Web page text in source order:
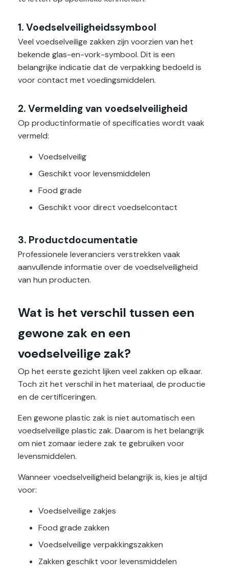
1. Voedselveiligheidssymbool
Veel voedselveilige zakken zijn voorzien van het
bekende glas-en-vork-symbool. Dit is een
belangrijke indicatie dat de verpakking bedoeld is
voor contact met voedingsmiddelen.
2. Vermelding van voedselveiligheid
Op productinformatie of specificaties wordt vaak
vermeld:
Voedselveilig
Geschikt voor levensmiddelen
Food grade
Geschikt voor direct voedselcontact
3. Productdocumentatie
Professionele leveranciers verstrekken vaak
aanvullende informatie over de voedselveiligheid
van hun producten.
Wat is het verschil tussen een
gewone zak en een
voedselveilige zak?
Op het eerste gezicht lijken veel zakken op elkaar.
Toch zit het verschil in het materiaal, de productie
en de certificeringen.
Een gewone plastic zak is niet automatisch een
voedselveilige plastic zak. Daarom is het belangrijk
om niet zomaar iedere zak te gebruiken voor
levensmiddelen.
Wanneer voedselveiligheid belangrijk is, kies je altijd
voor:
Voedselveilige zakjes
Food grade zakken
Voedselveilige verpakkingszakken
Zakken geschikt voor levensmiddelen